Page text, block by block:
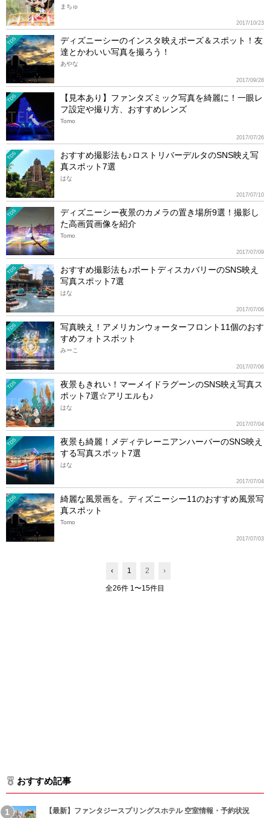
2017/10/23
まちゅ
TDS
ディズニーシーのインスタ映えポーズ＆スポット！友
達とかわいい写真を撮ろう！
2017/09/28
あやな
TDS
【見本あり】ファンタズミック写真を綺麗に！一眼レ
フ設定や撮り方、おすすめレンズ
2017/07/26
Tomo
TDS
おすすめ撮影法も♪ロストリバーデルタのSNS映え写
真スポット7選
2017/07/10
はな
TDS
ディズニーシー夜景のカメラの置き場所9選！撮影し
た高画質画像を紹介
2017/07/09
Tomo
TDS
おすすめ撮影法も♪ポートディスカバリーのSNS映え
写真スポット7選
2017/07/06
はな
TDS
写真映え！アメリカンウォーターフロント11個のおす
すめフォトスポット
2017/07/06
みーこ
TDS
夜景もきれい！マーメイドラグーンのSNS映え写真ス
ポット7選☆アリエルも♪
2017/07/04
はな
TDS
夜景も綺麗！メディテレーニアンハーバーのSNS映え
する写真スポット7選
2017/07/04
はな
TDS
綺麗な風景画を。ディズニーシー11のおすすめ風景写
真スポット
2017/07/03
Tomo
‹ 1 2 ›
全26件 1〜15件目
おすすめ記事
【最新】ファンタジースプリングスホテル 空室情報・予約状況